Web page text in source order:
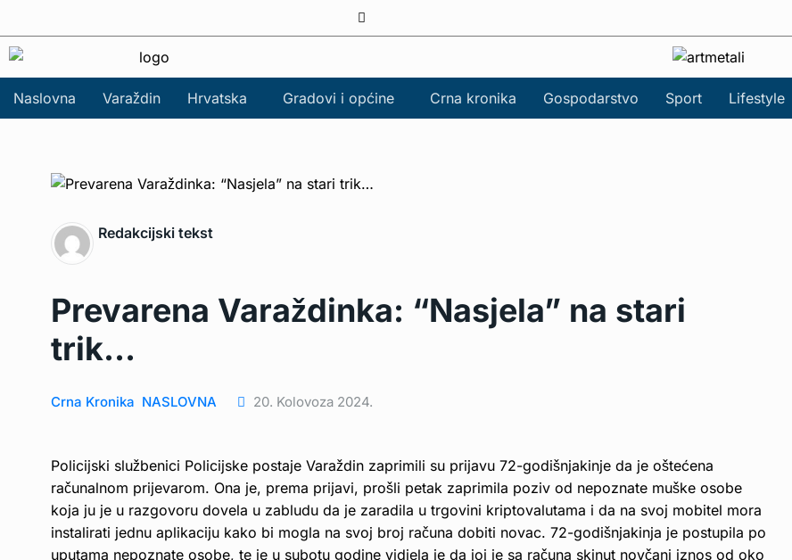
Naslovna Varaždin Hrvatska Gradovi i općine Crna kronika Gospodarstvo Sport Lifestyle
Redakcijski tekst
Prevarena Varaždinka: “Nasjela” na stari
trik…
Crna Kronika NASLOVNA 20. Kolovoza 2024.
Policijski službenici Policijske postaje Varaždin zaprimili su prijavu 72-godišnjakinje da je oštećena
računalnom prijevarom. Ona je, prema prijavi, prošli petak zaprimila poziv od nepoznate muške osobe
koja ju je u razgovoru dovela u zabludu da je zaradila u trgovini kriptovalutama i da na svoj mobitel mora
instalirati jednu aplikaciju kako bi mogla na svoj broj računa dobiti novac. 72-godišnjakinja je postupila po
uputama nepoznate osobe, te je u subotu godine vidjela je da joj je sa računa skinut novčani iznos od oko